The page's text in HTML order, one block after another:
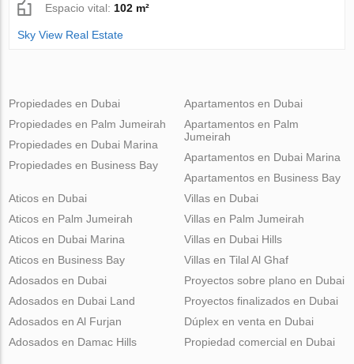
Espacio vital: 102 m²
Sky View Real Estate
Propiedades en Dubai
Propiedades en Palm Jumeirah
Propiedades en Dubai Marina
Propiedades en Business Bay
Apartamentos en Dubai
Apartamentos en Palm
Jumeirah
Apartamentos en Dubai Marina
Apartamentos en Business Bay
Aticos en Dubai
Aticos en Palm Jumeirah
Aticos en Dubai Marina
Aticos en Business Bay
Villas en Dubai
Villas en Palm Jumeirah
Villas en Dubai Hills
Villas en Tilal Al Ghaf
Adosados en Dubai
Adosados en Dubai Land
Adosados en Al Furjan
Adosados en Damac Hills
Proyectos sobre plano en Dubai
Proyectos finalizados en Dubai
Dúplex en venta en Dubai
Propiedad comercial en Dubai